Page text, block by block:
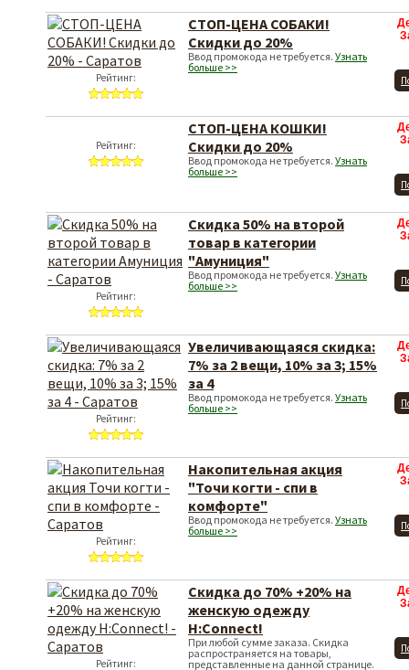
Рейтинг:
СТОП-ЦЕНА СОБАКИ!
Скидки до 20%
Ввод промокода не требуется. Узнать
больше >>
Рейтинг:
СТОП-ЦЕНА КОШКИ!
Скидки до 20%
Ввод промокода не требуется. Узнать
больше >>
Рейтинг:
Скидка 50% на второй
товар в категории
"Амуниция"
Ввод промокода не требуется. Узнать
больше >>
Рейтинг:
Увеличивающаяся скидка:
7% за 2 вещи, 10% за 3; 15%
за 4
Ввод промокода не требуется. Узнать
больше >>
Рейтинг:
Накопительная акция
"Точи когти - спи в
комфорте"
Ввод промокода не требуется. Узнать
больше >>
Рейтинг:
Скидка до 70% +20% на
женскую одежду
H:Connect!
При любой сумме заказа. Скидка
распространяется на товары,
представленные на данной странице.